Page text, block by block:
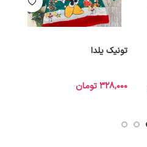
تونیک یلدا
328,000تومان